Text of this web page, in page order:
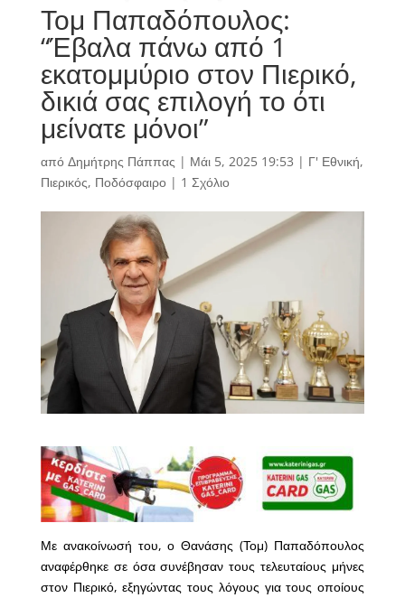
Τομ Παπαδόπουλος:
“Έβαλα πάνω από 1
εκατομμύριο στον Πιερικό,
δικιά σας επιλογή το ότι
μείνατε μόνοι”
από Δημήτρης Πάππας | Μάι 5, 2025 19:53 | Γ' Εθνική,
Πιερικός, Ποδόσφαιρο| 1 Σχόλιο
Με ανακοίνωσή του, ο Θανάσης (Τομ) Παπαδόπουλος
αναφέρθηκε σε όσα συνέβησαν τους τελευταίους μήνες
στον Πιερικό, εξηγώντας τους λόγους για τους οποίους